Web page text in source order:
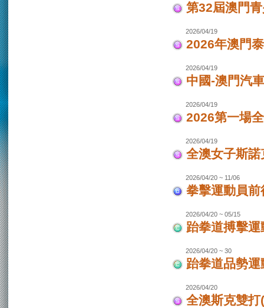
第32屆澳門
2026/04/19
2026年澳門
2026/04/19
中國-澳門汽
2026/04/19
2026第一場
2026/04/19
全澳女子斯諾
2026/04/20 ~ 11/06
拳擊運動員
2026/04/20 ~ 05/15
跆拳道搏擊
2026/04/20 ~ 30
跆拳道品勢
2026/04/20
全澳斯克雙